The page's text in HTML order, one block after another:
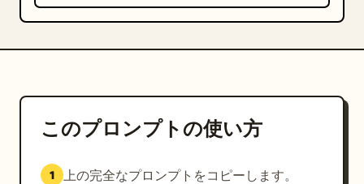
このプロンプトの使い方
1 上の完全なプロンプトをコピーします。